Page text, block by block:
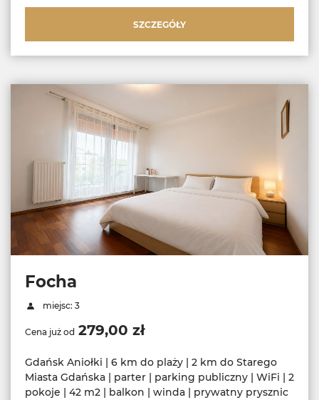
SZCZEGÓŁY
Focha
miejsc: 3
Cena już od 279,00 zł
Gdańsk Aniołki | 6 km do plaży | 2 km do Starego
Miasta Gdańska | parter | parking publiczny | WiFi | 2
pokoje | 42 m2 | balkon | winda | prywatny prysznic